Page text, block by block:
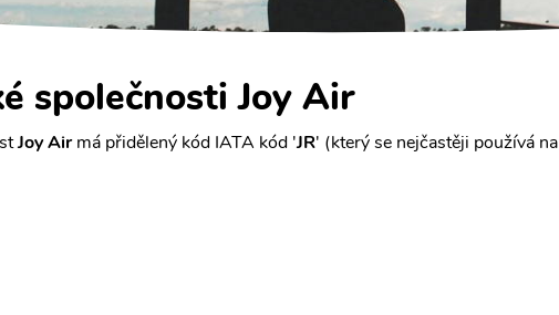
společnosti Joy Air
Joy Airmá přidělený kód IATA kód 'JR' (který se nejčastěji používá na